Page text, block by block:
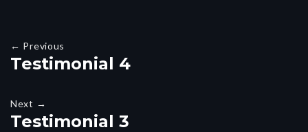
← Previous
Testimonial 4
Next →
Testimonial 3